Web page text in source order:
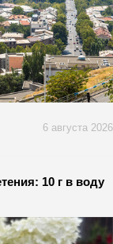
6 августа 2026
10 г в воду